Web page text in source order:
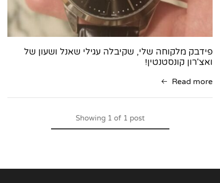
פידבק מלקוחה שלי, שקיבלה עגילי שאנל ושעון של
ואצ'רון קונסטנטין!
Read more
Showing1 of 1 post